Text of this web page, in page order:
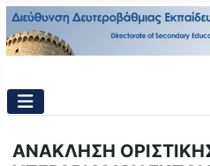
ΑΝΑΚΛΗΣΗ